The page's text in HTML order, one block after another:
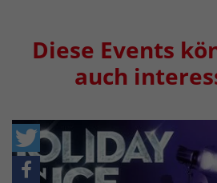
Diese Events
auch